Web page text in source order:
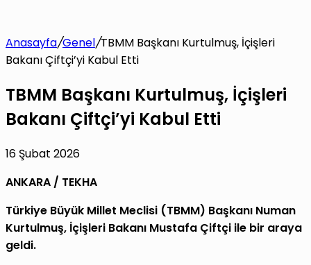
Anasayfa/Genel/TBMM Başkanı Kurtulmuş, İçişleri
Bakanı Çiftçi’yi Kabul Etti
TBMM Başkanı Kurtulmuş, İçişleri
Bakanı Çiftçi’yi Kabul Etti
16 Şubat 2026
ANKARA / TEKHA
Türkiye Büyük Millet Meclisi (TBMM) Başkanı Numan
Kurtulmuş, İçişleri Bakanı Mustafa Çiftçi ile bir araya
geldi.